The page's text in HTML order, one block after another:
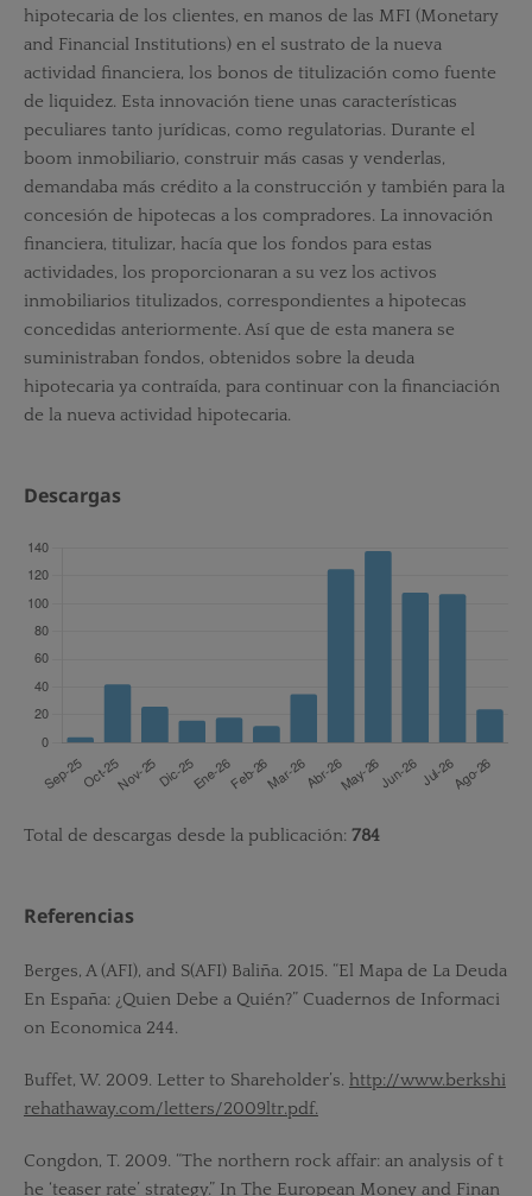
hipotecaria de los clientes, en manos de las MFI (Monetary
and Financial Institutions) en el sustrato de la nueva
actividad financiera, los bonos de titulización como fuente
de liquidez. Esta innovación tiene unas características
peculiares tanto jurídicas, como regulatorias. Durante el
boom inmobiliario, construir más casas y venderlas,
demandaba más crédito a la construcción y también para la
concesión de hipotecas a los compradores. La innovación
financiera, titulizar, hacía que los fondos para estas
actividades, los proporcionaran a su vez los activos
inmobiliarios titulizados, correspondientes a hipotecas
concedidas anteriormente. Así que de esta manera se
suministraban fondos, obtenidos sobre la deuda
hipotecaria ya contraída, para continuar con la financiación
de la nueva actividad hipotecaria.
Descargas
Total de descargas desde la publicación: 784
Referencias
Berges, A (AFI), and S(AFI) Baliña. 2015. “El Mapa de La Deuda
En España: ¿Quien Debe a Quién?” Cuadernos de Informaci
on Economica 244.
Buffet, W. 2009. Letter to Shareholder’s. http://www.berkshi
rehathaway.com/letters/2009ltr.pdf.
Congdon, T. 2009. “The northern rock affair: an analysis of t
he ‘teaser rate’ strategy.” In The European Money and Finan